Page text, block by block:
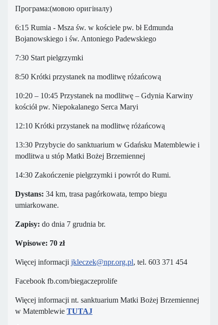
Програма:(мовою оригіналу)
6:15 Rumia - Msza św. w kościele pw. bł Edmunda
Bojanowskiego i św. Antoniego Padewskiego
7:30 Start pielgrzymki
8:50 Krótki przystanek na modlitwę różańcową
10:20 – 10:45 Przystanek na modlitwę – Gdynia Karwiny
kościół pw. Niepokalanego Serca Maryi
12:10 Krótki przystanek na modlitwę różańcową
13:30 Przybycie do sanktuarium w Gdańsku Matemblewie i
modlitwa u stóp Matki Bożej Brzemiennej
14:30 Zakończenie pielgrzymki i powrót do Rumi.
Dystans: 34 km, trasa pagórkowata, tempo biegu
umiarkowane.
Zapisy: do dnia 7 grudnia br.
Wpisowe: 70 zł
Więcej informacji jkleczek@npr.org.pl, tel. 603 371 454
Facebook fb.com/biegaczeprolife
Więcej informacji nt. sanktuarium Matki Bożej Brzemiennej
w Matemblewie TUTAJ